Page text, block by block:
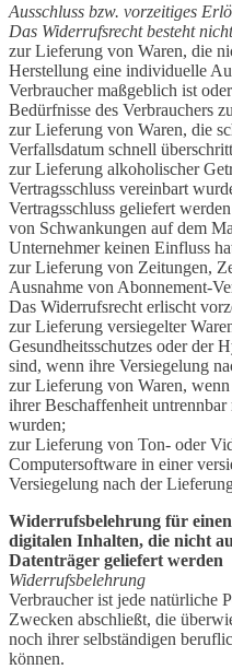
Ausschluss bzw. vorzeitiges
Das Widerrufsrecht besteht
zur Lieferung von Waren, die
Herstellung eine individuelle
Verbraucher maßgeblich ist
Bedürfnisse des Verbrauchers
zur Lieferung von Waren, die
Verfallsdatum schnell
zur Lieferung alkoholischer
Vertragsschluss vereinbart
Vertragsschluss geliefert
von Schwankungen auf dem
Unternehmer keinen Einfluss
zur Lieferung von Zeitungen,
Ausnahme von Abonnement-
Das Widerrufsrecht erlischt
zur Lieferung versiegelter
Gesundheitsschutzes oder der
sind, wenn ihre Versiegelung
zur Lieferung von Waren,
ihrer Beschaffenheit
wurden;
zur Lieferung von Ton- oder
Computersoftware in einer
Versiegelung nach der
Widerrufsbelehrung für
digitalen Inhalten, die nicht
Datenträger geliefert werden
Widerrufsbelehrung
Verbraucher ist jede natürliche
Zwecken abschließt, die
noch ihrer selbständigen
können.